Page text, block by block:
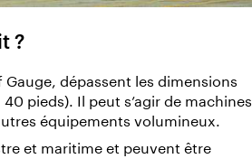
?
dépassent les dimensions
pieds). Il peut s’agir de machines
équipements volumineux.
et maritime et peuvent être